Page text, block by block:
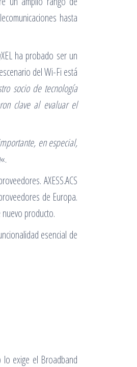
hasta
ha probado ser un
del Wi-Fi está
socio de tecnología
clave al evaluar el
en especial,
«.
AXESS.ACS
de Europa.
producto.
esencial de
lo exige el Broadband